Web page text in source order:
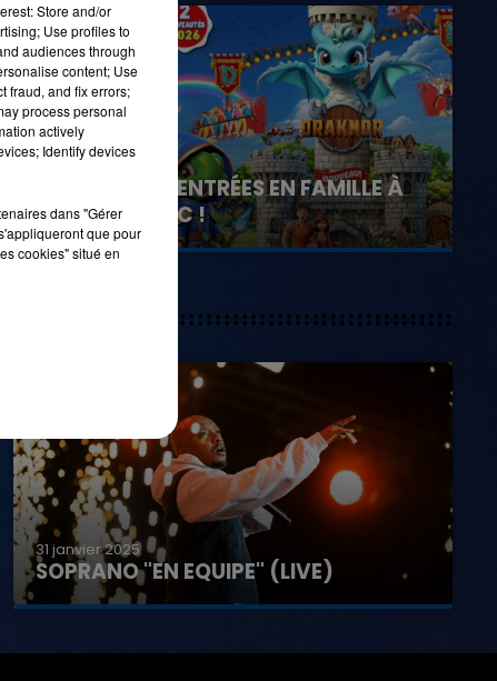
7h00 - 11h00
LA TEAM DE L'ÉTÉ
21 juillet 2026
GAGNEZ VOS ENTRÉES EN FAMILLE À
DENNLYS PARC !
31 janvier 2025
SOPRANO "EN EQUIPE" (LIVE)
Store and/or
Use profiles to
audiences through
content; Use
fraud, and fix errors;
process personal
actively
Identify devices
dans "Gérer
que pour
cookies" situé en